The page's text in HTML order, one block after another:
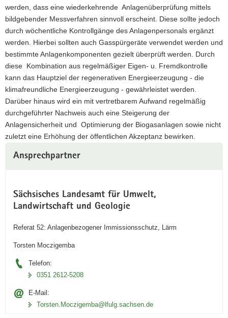
werden, dass eine wiederkehrende Anlagenüberprüfung mittels
bildgebender Messverfahren sinnvoll erscheint. Diese sollte jedoch
durch wöchentliche Kontrollgänge des Anlagenpersonals ergänzt
werden. Hierbei sollten auch Gasspürgeräte verwendet werden und
bestimmte Anlagenkomponenten gezielt überprüft werden. Durch
diese Kombination aus regelmäßiger Eigen- u. Fremdkontrolle
kann das Hauptziel der regenerativen Energieerzeugung - die
klimafreundliche Energieerzeugung - gewährleistet werden.
Darüber hinaus wird ein mit vertretbarem Aufwand regelmäßig
durchgeführter Nachweis auch eine Steigerung der
Anlagensicherheit und Optimierung der Biogasanlagen sowie nicht
zuletzt eine Erhöhung der öffentlichen Akzeptanz bewirken.
Ansprechpartner
Sächsisches Landesamt für Umwelt,
Landwirtschaft und Geologie
Referat 52: Anlagenbezogener Immissionsschutz, Lärm
Torsten Moczigemba
Telefon:
0351 2612-5208
E-Mail:
Torsten.Moczigemba­@lfulg.sachsen.de